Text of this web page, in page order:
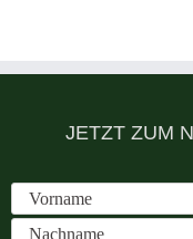
JETZT ZUM